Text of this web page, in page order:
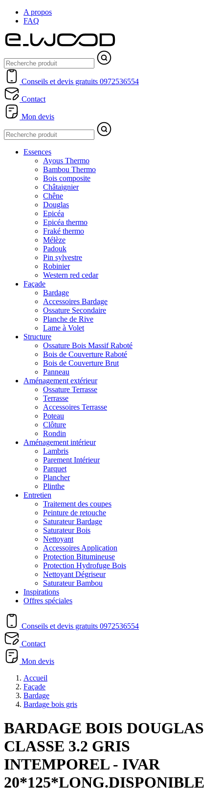
A propos
FAQ
Conseils et devis gratuits 0972536554
Contact
Mon devis
Essences
Ayous Thermo
Bambou Thermo
Bois composite
Châtaignier
Chêne
Douglas
Epicéa
Epicéa thermo
Fraké thermo
Mélèze
Padouk
Pin sylvestre
Robinier
Western red cedar
Façade
Bardage
Accessoires Bardage
Ossature Secondaire
Planche de Rive
Lame à Volet
Structure
Ossature Bois Massif Raboté
Bois de Couverture Raboté
Bois de Couverture Brut
Panneau
Aménagement extérieur
Ossature Terrasse
Terrasse
Accessoires Terrasse
Poteau
Clôture
Rondin
Aménagement intérieur
Lambris
Parement Intérieur
Parquet
Plancher
Plinthe
Entretien
Traitement des coupes
Peinture de retouche
Saturateur Bardage
Saturateur Bois
Nettoyant
Accessoires Application
Protection Bitumineuse
Protection Hydrofuge Bois
Nettoyant Dégriseur
Saturateur Bambou
Inspirations
Offres spéciales
Conseils et devis gratuits 0972536554
Contact
Mon devis
Accueil
Façade
Bardage
Bardage bois gris
BARDAGE BOIS DOUGLAS
CLASSE 3.2 GRIS
INTEMPOREL - IVAR
20*125*LONG.DISPONIBLE